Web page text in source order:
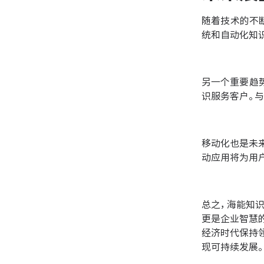
随着技术的不
统和自动化知
另一个重要趋
识服务客户。
移动化也是未
动应用将为用
总之，海能知
更是企业智慧
经济时代保持
现可持续发展。